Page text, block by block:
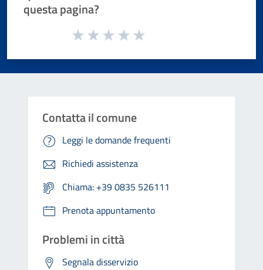
questa pagina?
Valuta da 1 a 5 stelle la pagina
Contatta il comune
Leggi le domande frequenti
Richiedi assistenza
Chiama: +39 0835 526111
Prenota appuntamento
Problemi in città
Segnala disservizio